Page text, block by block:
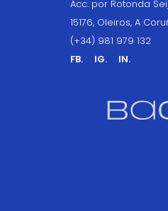
Acc. por Rotonda
15176, Oleiros, A
(+34) 981 979 132
FB.
IG. IN.